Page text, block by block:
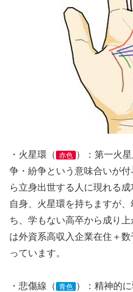
・火星環（ 赤色 ）：第一火
争・紛争という意味合いが
ら立身出世する人に現れる
自身、火星環を持ちますが
ち、学もない高卒から成り
は外資系高収入企業在住＋
っています。
・悲傷線（ 青色 ）：精神的